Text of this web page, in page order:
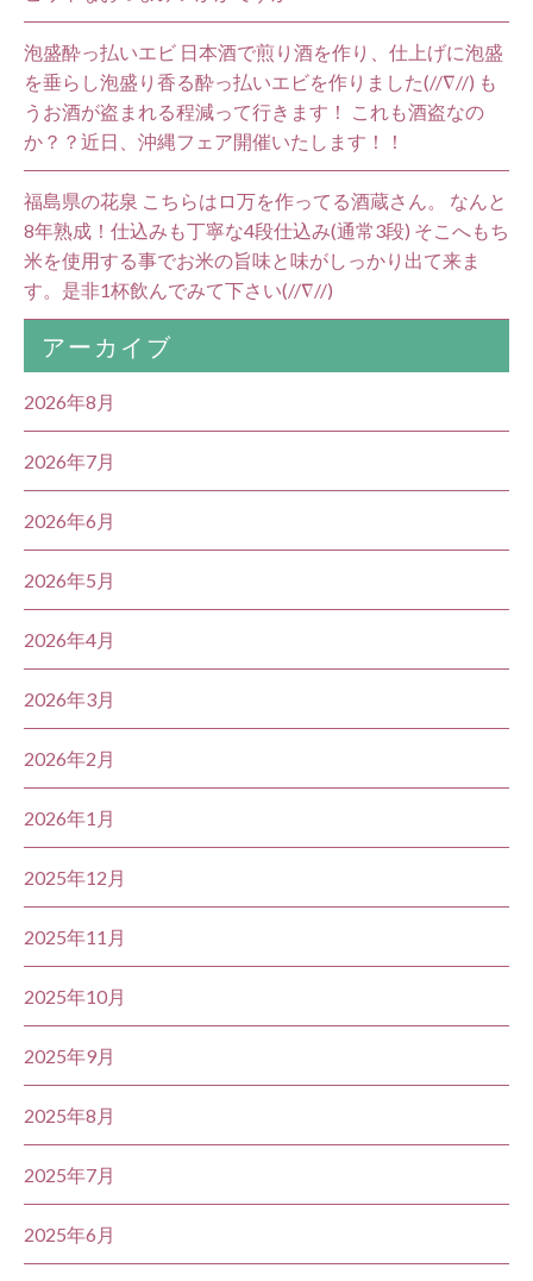
泡盛酔っ払いエビ 日本酒で煎り酒を作り、仕上げに泡盛
を垂らし泡盛り香る酔っ払いエビを作りました(//∇//) も
うお酒が盗まれる程減って行きます！ これも酒盗なの
か？？近日、沖縄フェア開催いたします！！
福島県の花泉 こちらはロ万を作ってる酒蔵さん。 なんと
8年熟成！仕込みも丁寧な4段仕込み(通常3段) そこへもち
米を使用する事でお米の旨味と味がしっかり出て来ま
す。是非1杯飲んでみて下さい(//∇//)
アーカイブ
2026年8月
2026年7月
2026年6月
2026年5月
2026年4月
2026年3月
2026年2月
2026年1月
2025年12月
2025年11月
2025年10月
2025年9月
2025年8月
2025年7月
2025年6月